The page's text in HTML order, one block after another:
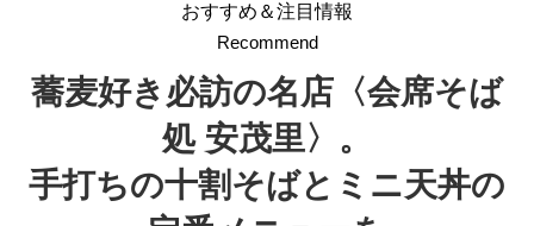
おすすめ＆注目情報
Recommend
蕎麦好き必訪の名店 〈会席そば
処 安茂里〉。
手打ちの十割そばと ミニ天丼の